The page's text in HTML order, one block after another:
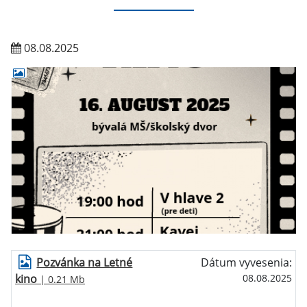
08.08.2025
Pozvánka na Letné
kino | 0.21 Mb
Dátum vyvesenia:
08.08.2025